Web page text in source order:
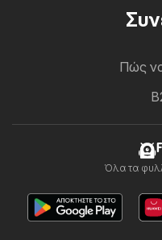
Πώς
Όλα τα